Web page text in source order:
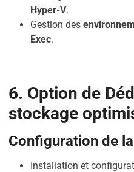
Hyper-V.
Gestion des
Exec.
6. Option de
stockage
Configuration de
Installation et